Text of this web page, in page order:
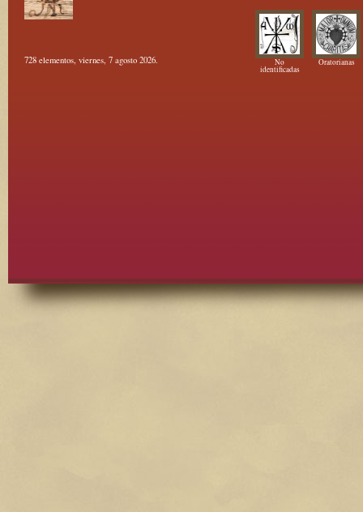
728 elementos, viernes, 7 agosto 2026. No
identificadas
Oratorianas